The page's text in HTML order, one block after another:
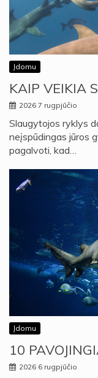
Įdomu
KAIP VEIKIA
2026 7 rugpjūčio
Slaugytojos ryklys
neįspūdingas jūros
pagalvoti, kad…
Įdomu
10
2026 6 rugpjūčio